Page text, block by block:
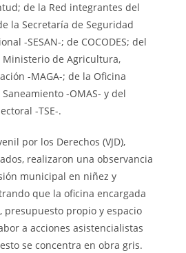
de la Red integrantes del
la Secretaría de Seguridad
-SESAN-; de COCODES; del
Ministerio de Agricultura,
-MAGA-; de la Oficina
-OMAS- y del
-TSE-.
por los Derechos (VJD),
realizaron una observancia
municipal en niñez y
que la oficina encargada
presupuesto propio y espacio
a acciones asistencialistas
se concentra en obra gris.